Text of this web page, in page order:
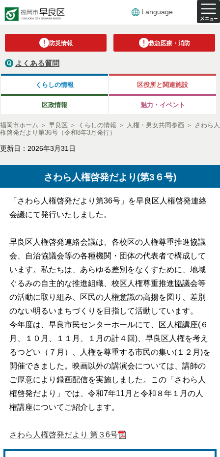
Language
防災情報 救急医療・消防
よくある質問
くらしの情報 区役所と関連施設
区政情報 魅力・イベント
福岡市ホーム ＞ 早良区 ＞ くらしの情報 ＞ 人権・男女共同参画 ＞ さわら人
権啓発だより第36号（令和8年3月発行）
更新日：2026年3月31日
さわら人権啓発だより(第3６号)
「さわら人権啓発だより第36号」を早良区人権啓発連絡
会議にて発行いたしました。
早良区人権啓発連絡会議は、各校区の人権尊重推進協議
会、自治協議会等の各種機関・団体の代表者で構成して
います。私たちは、あらゆる差別をなくすために、地域
ぐるみの自主的な推進組織、校区人権尊重推進協議会等
の活動に取り組み、区民の人権意識の高揚を図り、差別
のない明るいまちづくりを目指して活動しています。
今年度は、早良市民センターホールにて、区人権講座(６
月、１０月、１１月、１月の計４回)、早良区人権を考え
るつどい（７月）、人権を尊重する市民の集い(１２月)を
開催できました。映画以外の講演会については、講師の
ご厚意により録画配信を実施しました。この「さわら人
権啓発だより」では、令和7年11月と令和８年１月の人
権講座についてご紹介します。
さわら人権啓発だより 第３6号